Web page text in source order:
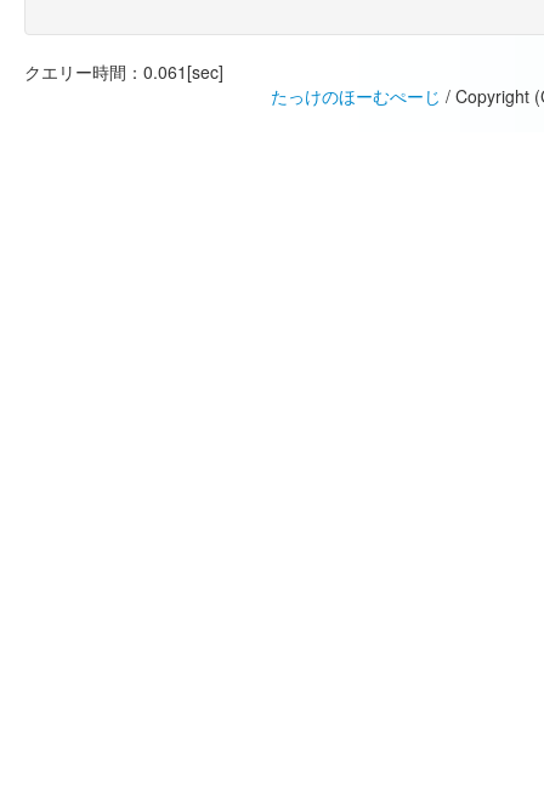
クエリー時間：0.061[sec]
たっけのほーむぺーじ / Copyright